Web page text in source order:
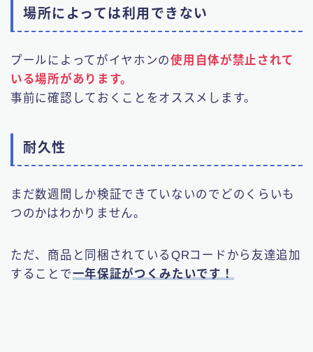
場所によっては利用できない
プールによってがイヤホンの使用自体が禁止されて
いる場所があります。
事前に確認しておくことをオススメします。
耐久性
まだ数週間しか検証できていないのでどのくらいも
つのかはわかりません。
ただ、商品と同梱されているQRコードから友達追加
することで一年保証がつくみたいです！